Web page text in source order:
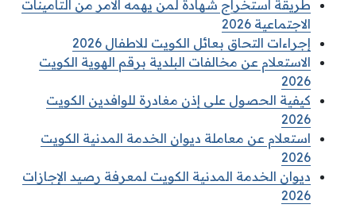
طريقة استخراج شهادة لمن يهمه الامر من التأمينات
الاجتماعية 2026
إجراءات التحاق بعائل الكويت للاطفال 2026
الاستعلام عن مخالفات البلدية برقم الهوية الكويت
2026
كيفية الحصول على إذن مغادرة للوافدين الكويت
2026
استعلام عن معاملة ديوان الخدمة المدنية الكويت
2026
ديوان الخدمة المدنية الكويت لمعرفة رصيد الإجازات
2026